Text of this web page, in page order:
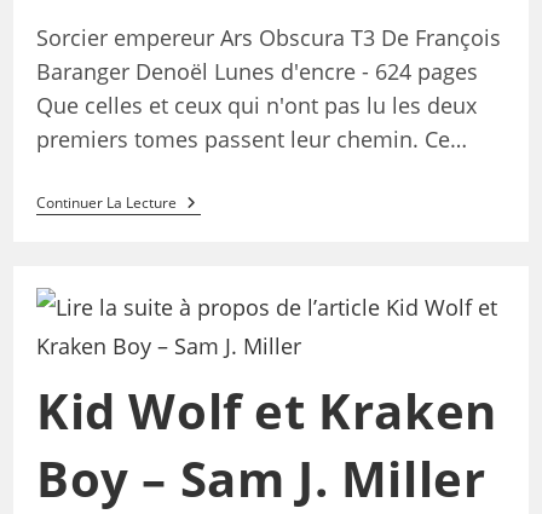
Sorcier empereur Ars Obscura T3 De François
Baranger Denoël Lunes d'encre - 624 pages
Que celles et ceux qui n'ont pas lu les deux
premiers tomes passent leur chemin. Ce…
Continuer La Lecture
Kid Wolf et Kraken
Boy – Sam J. Miller